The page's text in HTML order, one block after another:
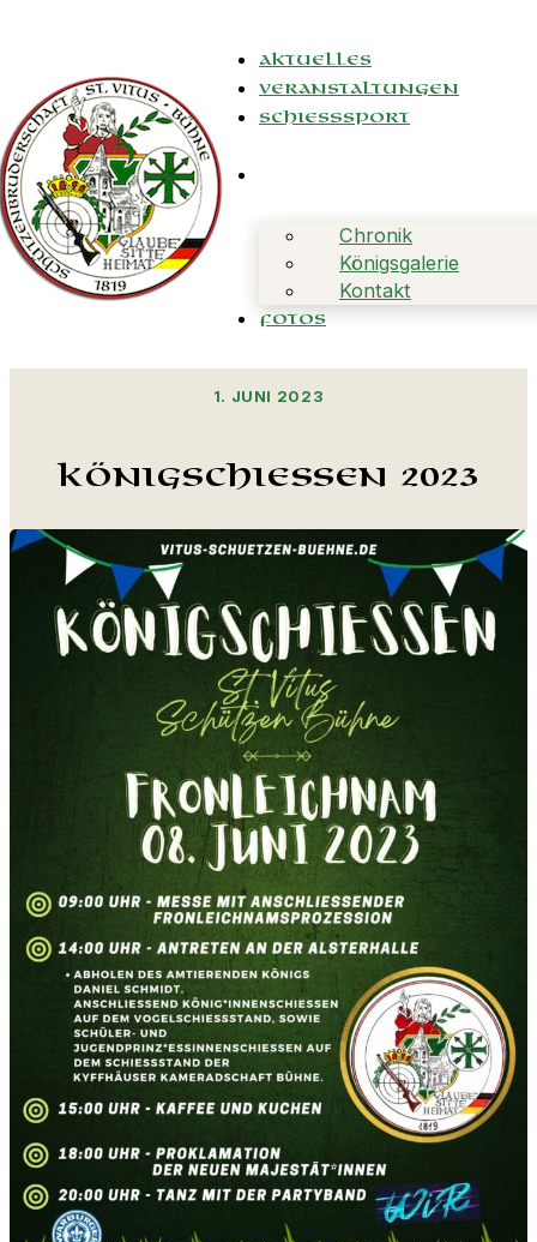
Aktuelles
Veranstaltungen
Schießsport
Chronik
Königsgalerie
Kontakt
Fotos
1. JUNI 2023
Königschießen 2023